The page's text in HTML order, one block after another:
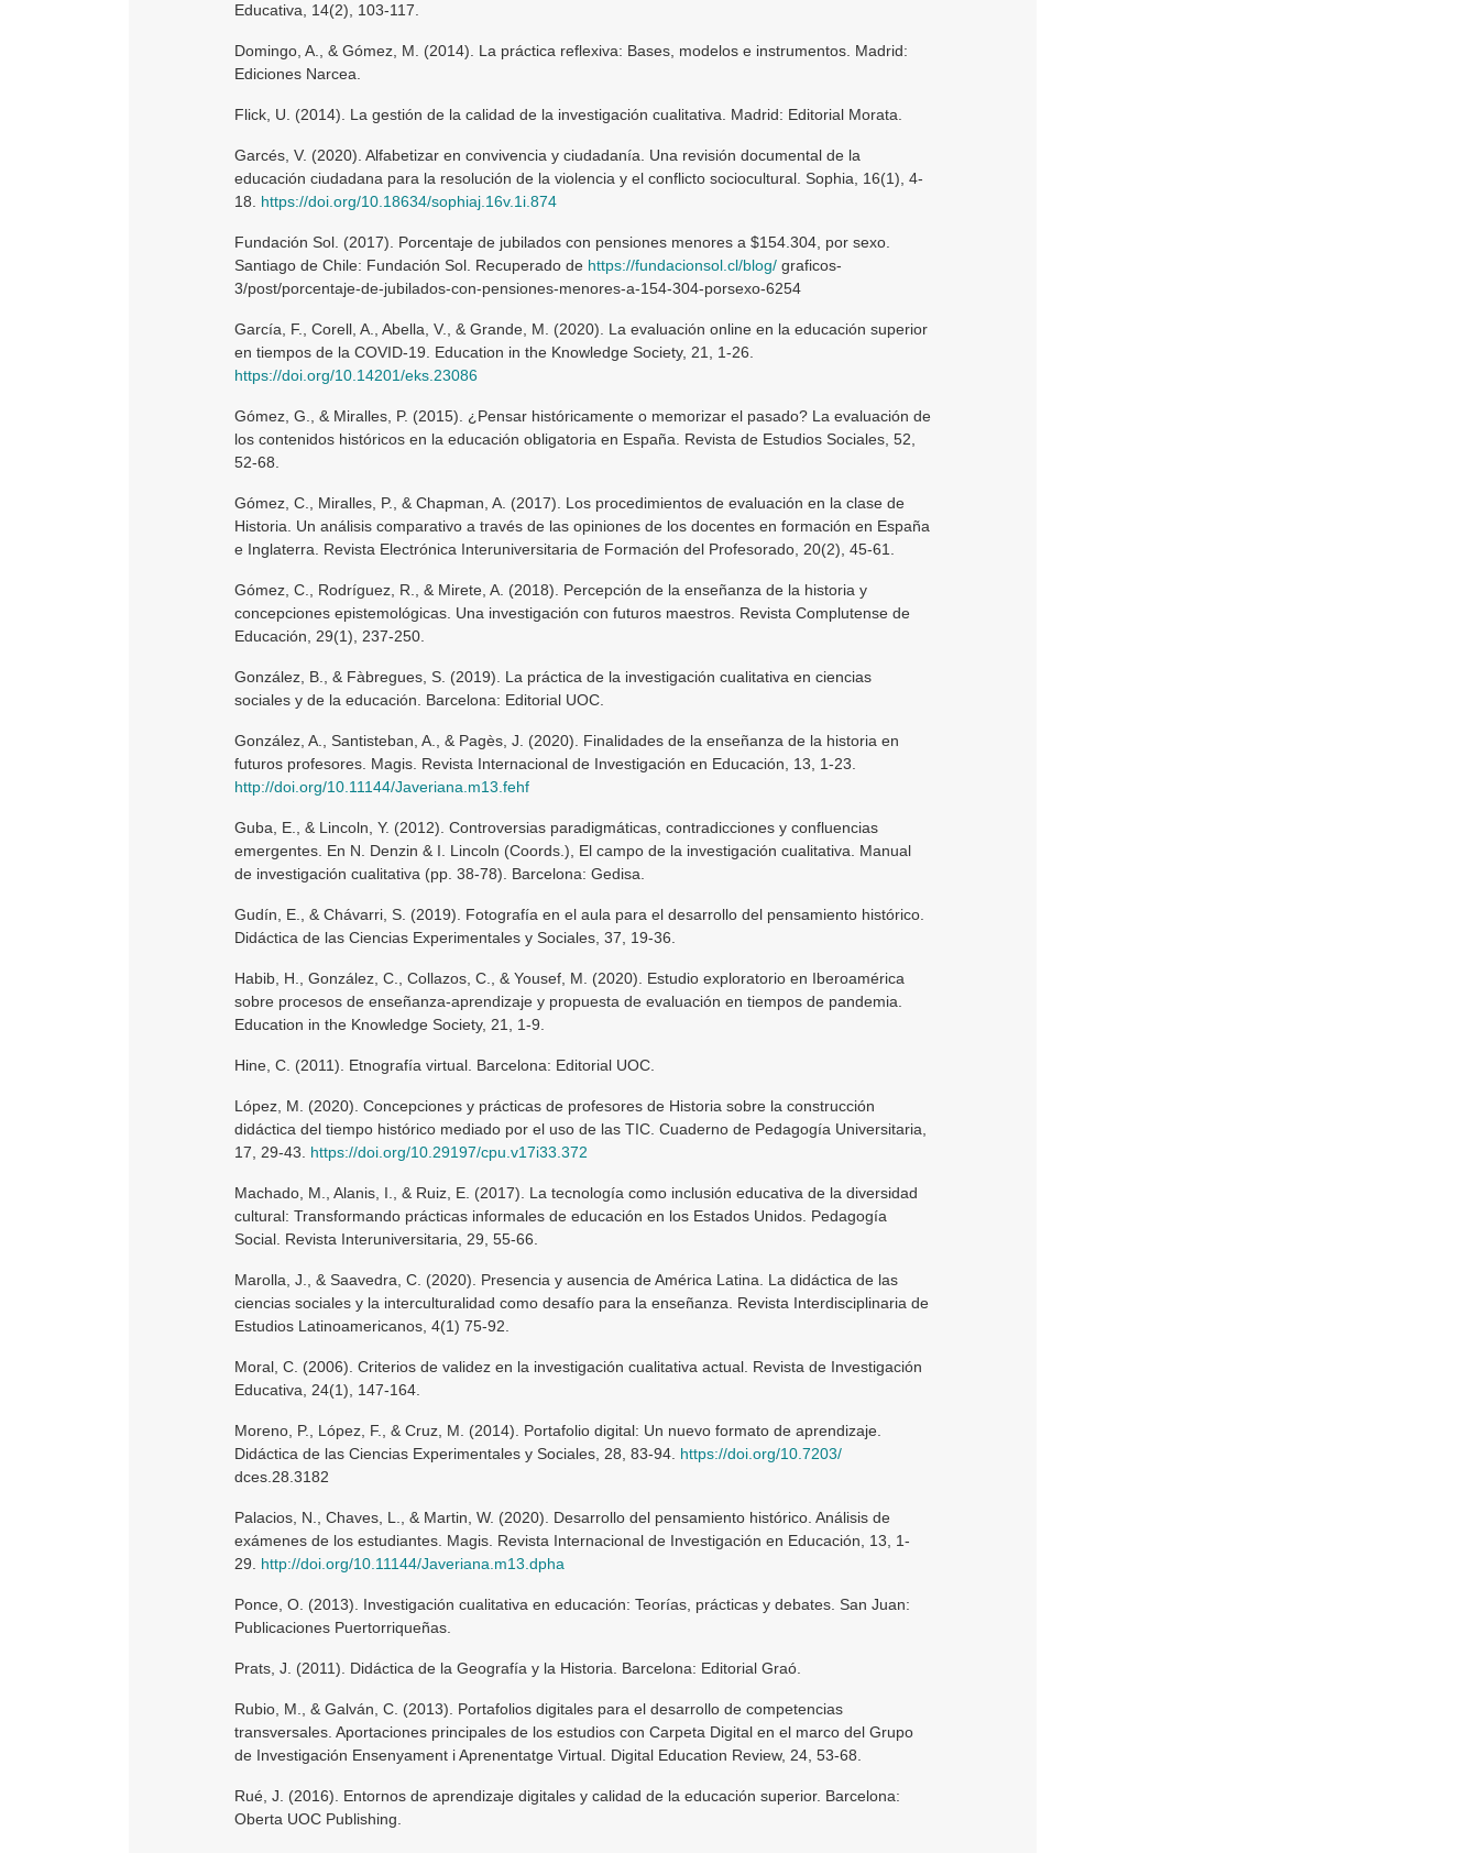
Educativa, 14(2), 103-117.
Domingo, A., & Gómez, M. (2014). La práctica reflexiva: Bases, modelos e instrumentos. Madrid:
Ediciones Narcea.
Flick, U. (2014). La gestión de la calidad de la investigación cualitativa. Madrid: Editorial Morata.
Garcés, V. (2020). Alfabetizar en convivencia y ciudadanía. Una revisión documental de la
educación ciudadana para la resolución de la violencia y el conflicto sociocultural. Sophia, 16(1), 4-
18. https://doi.org/10.18634/sophiaj.16v.1i.874
Fundación Sol. (2017). Porcentaje de jubilados con pensiones menores a $154.304, por sexo.
Santiago de Chile: Fundación Sol. Recuperado de https://fundacionsol.cl/blog/ graficos-
3/post/porcentaje-de-jubilados-con-pensiones-menores-a-154-304-porsexo-6254
García, F., Corell, A., Abella, V., & Grande, M. (2020). La evaluación online en la educación superior
en tiempos de la COVID-19. Education in the Knowledge Society, 21, 1-26.
https://doi.org/10.14201/eks.23086
Gómez, G., & Miralles, P. (2015). ¿Pensar históricamente o memorizar el pasado? La evaluación de
los contenidos históricos en la educación obligatoria en España. Revista de Estudios Sociales, 52,
52-68.
Gómez, C., Miralles, P., & Chapman, A. (2017). Los procedimientos de evaluación en la clase de
Historia. Un análisis comparativo a través de las opiniones de los docentes en formación en España
e Inglaterra. Revista Electrónica Interuniversitaria de Formación del Profesorado, 20(2), 45-61.
Gómez, C., Rodríguez, R., & Mirete, A. (2018). Percepción de la enseñanza de la historia y
concepciones epistemológicas. Una investigación con futuros maestros. Revista Complutense de
Educación, 29(1), 237-250.
González, B., & Fàbregues, S. (2019). La práctica de la investigación cualitativa en ciencias
sociales y de la educación. Barcelona: Editorial UOC.
González, A., Santisteban, A., & Pagès, J. (2020). Finalidades de la enseñanza de la historia en
futuros profesores. Magis. Revista Internacional de Investigación en Educación, 13, 1-23.
http://doi.org/10.11144/Javeriana.m13.fehf
Guba, E., & Lincoln, Y. (2012). Controversias paradigmáticas, contradicciones y confluencias
emergentes. En N. Denzin & I. Lincoln (Coords.), El campo de la investigación cualitativa. Manual
de investigación cualitativa (pp. 38-78). Barcelona: Gedisa.
Gudín, E., & Chávarri, S. (2019). Fotografía en el aula para el desarrollo del pensamiento histórico.
Didáctica de las Ciencias Experimentales y Sociales, 37, 19-36.
Habib, H., González, C., Collazos, C., & Yousef, M. (2020). Estudio exploratorio en Iberoamérica
sobre procesos de enseñanza-aprendizaje y propuesta de evaluación en tiempos de pandemia.
Education in the Knowledge Society, 21, 1-9.
Hine, C. (2011). Etnografía virtual. Barcelona: Editorial UOC.
López, M. (2020). Concepciones y prácticas de profesores de Historia sobre la construcción
didáctica del tiempo histórico mediado por el uso de las TIC. Cuaderno de Pedagogía Universitaria,
17, 29-43. https://doi.org/10.29197/cpu.v17i33.372
Machado, M., Alanis, I., & Ruiz, E. (2017). La tecnología como inclusión educativa de la diversidad
cultural: Transformando prácticas informales de educación en los Estados Unidos. Pedagogía
Social. Revista Interuniversitaria, 29, 55-66.
Marolla, J., & Saavedra, C. (2020). Presencia y ausencia de América Latina. La didáctica de las
ciencias sociales y la interculturalidad como desafío para la enseñanza. Revista Interdisciplinaria de
Estudios Latinoamericanos, 4(1) 75-92.
Moral, C. (2006). Criterios de validez en la investigación cualitativa actual. Revista de Investigación
Educativa, 24(1), 147-164.
Moreno, P., López, F., & Cruz, M. (2014). Portafolio digital: Un nuevo formato de aprendizaje.
Didáctica de las Ciencias Experimentales y Sociales, 28, 83-94. https://doi.org/10.7203/
dces.28.3182
Palacios, N., Chaves, L., & Martin, W. (2020). Desarrollo del pensamiento histórico. Análisis de
exámenes de los estudiantes. Magis. Revista Internacional de Investigación en Educación, 13, 1-
29. http://doi.org/10.11144/Javeriana.m13.dpha
Ponce, O. (2013). Investigación cualitativa en educación: Teorías, prácticas y debates. San Juan:
Publicaciones Puertorriqueñas.
Prats, J. (2011). Didáctica de la Geografía y la Historia. Barcelona: Editorial Graó.
Rubio, M., & Galván, C. (2013). Portafolios digitales para el desarrollo de competencias
transversales. Aportaciones principales de los estudios con Carpeta Digital en el marco del Grupo
de Investigación Ensenyament i Aprenentatge Virtual. Digital Education Review, 24, 53-68.
Rué, J. (2016). Entornos de aprendizaje digitales y calidad de la educación superior. Barcelona:
Oberta UOC Publishing.